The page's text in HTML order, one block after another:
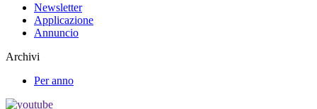
Newsletter
Applicazione
Annuncio
Archivi
Per anno